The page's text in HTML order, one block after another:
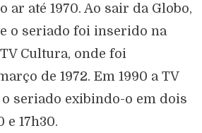
ar até 1970. Ao sair da Globo,
o seriado foi inserido na
Cultura, onde foi
de 1972. Em 1990 a TV
seriado exibindo-o em dois
e 17h30.